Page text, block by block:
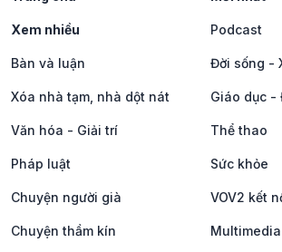
Xem nhiều Podcast
Bàn và luận Đời sống -
Xóa nhà tạm, nhà dột nát Giáo dục -
Văn hóa - Giải trí Thể thao
Pháp luật Sức khỏe
Chuyện người già VOV2 kết
Chuyện thầm kín Multimedia